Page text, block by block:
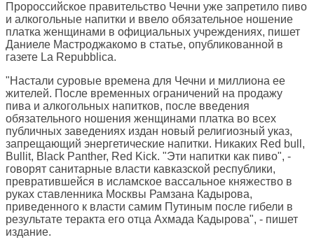
Пророссийское правительство Чечни уже запретило пиво
и алкогольные напитки и ввело обязательное ношение
платка женщинами в официальных учреждениях, пишет
Даниеле Мастроджакомо в статье, опубликованной в
газете La Repubblica.
"Настали суровые времена для Чечни и миллиона ее
жителей. После временных ограничений на продажу
пива и алкогольных напитков, после введения
обязательного ношения женщинами платка во всех
публичных заведениях издан новый религиозный указ,
запрещающий энергетические напитки. Никаких Red bull,
Bullit, Black Panther, Red Kick. "Эти напитки как пиво", -
говорят санитарные власти кавказской республики,
превратившейся в исламское вассальное княжество в
руках ставленника Москвы Рамзана Кадырова,
приведенного к власти самим Путиным после гибели в
результате теракта его отца Ахмада Кадырова", - пишет
издание.